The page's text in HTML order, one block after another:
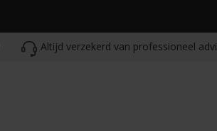
Altijd verzekerd van professioneel